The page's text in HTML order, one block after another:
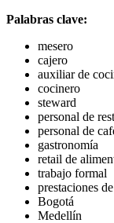
Palabras clave:
mesero
cajero
auxiliar de
cocinero
steward
personal de
personal de
gastronomía
retail de
trabajo formal
prestaciones
Bogotá
Medellín